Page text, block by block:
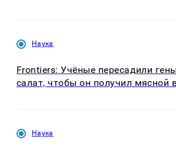
Наука
Frontiers: Учёные пересадили
салат, чтобы он получил мясной
Наука